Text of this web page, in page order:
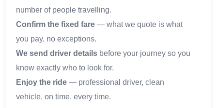
number of people travelling.
Confirm the fixed fare — what we quote is what
you pay, no exceptions.
We send driver details before your journey so you
know exactly who to look for.
Enjoy the ride — professional driver, clean
vehicle, on time, every time.